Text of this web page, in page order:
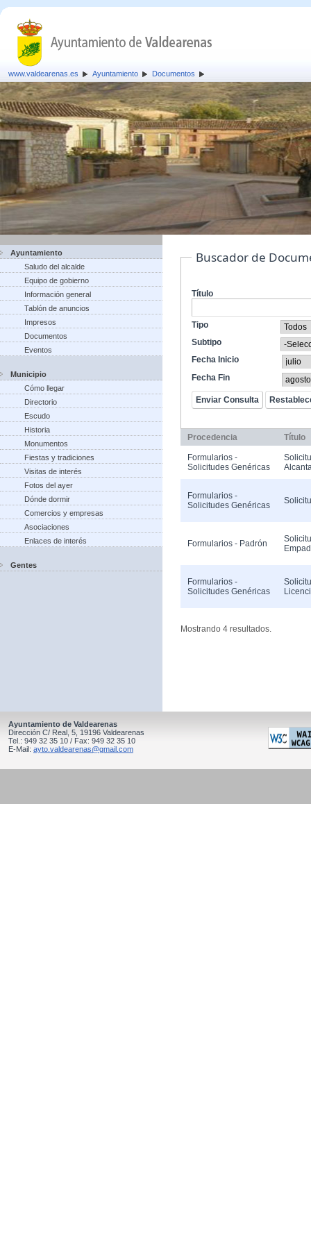
www.valdearenas.es Ayuntamiento Documentos
Ayuntamiento
Saludo del alcalde
Equipo de gobierno
Información general
Tablón de anuncios
Impresos
Documentos
Eventos
Municipio
Cómo llegar
Directorio
Escudo
Historia
Monumentos
Fiestas y tradiciones
Visitas de interés
Fotos del ayer
Dónde dormir
Comercios y empresas
Asociaciones
Enlaces de interés
Gentes
Buscador de
Título
Tipo
Subtipo
Fecha Inicio
Fecha Fin
Procedencia Título
Formularios -
Solicitudes Genéricas
Formularios -
Solicitudes Genéricas
Formularios - Padrón
Formularios -
Solicitudes Genéricas
Mostrando 4 resultados.
Ayuntamiento de Valdearenas
Dirección C/ Real, 5, 19196 Valdearenas
Tel.: 949 32 35 10 / Fax: 949 32 35 10
E-Mail: ayto.valdearenas@gmail.com